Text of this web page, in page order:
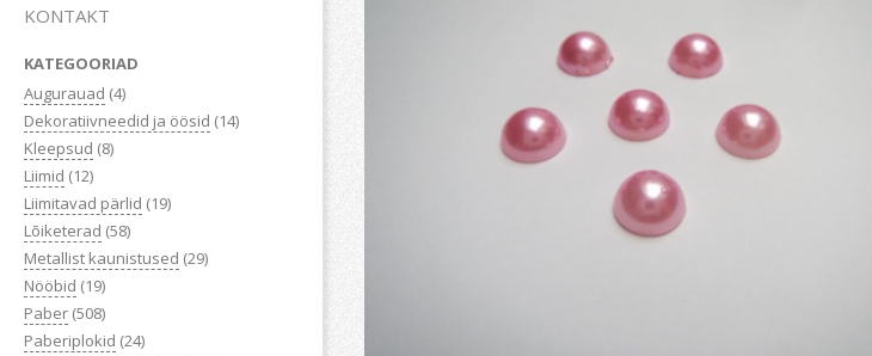
KONTAKT
KATEGOORIAD
Augurauad (4)
Dekoratiivneedid ja öösid (14)
Kleepsud (8)
Liimid (12)
Liimitavad pärlid (19)
Lõiketerad (58)
Metallist kaunistused (29)
Nööbid (19)
Paber (508)
Paberiplokid (24)